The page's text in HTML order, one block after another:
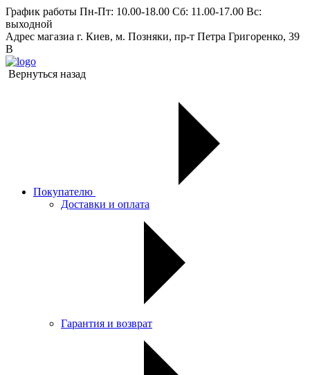
График работы Пн-Пт: 10.00-18.00 Сб: 11.00-17.00 Вс:
выходной
Адрес магазиа г. Киев, м. Позняки, пр-т Петра Григоренко, 39
В
Вернуться назад
Покупателю
Доставки и оплата
Гарантия и возврат